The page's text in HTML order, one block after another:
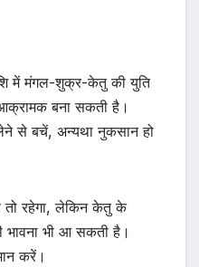
में मंगल-शुक्र-केतु की युति
बना सकती है।
लेने से बचें, अन्यथा नुकसान हो
तो रहेगा, लेकिन केतु के
भावना भी आ सकती है।
करें।